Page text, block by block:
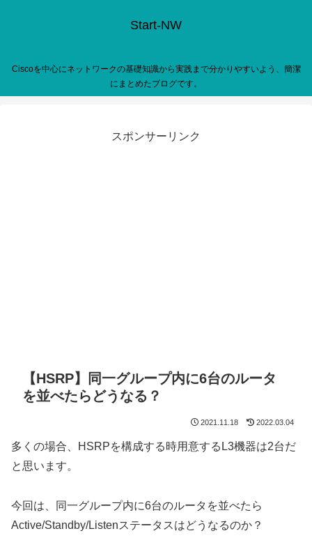
Start-NW
Ciscoを中心にネットワークの基礎知識から実践まで分かりやすいよう、簡潔
にまとめたブログです。
スポンサーリンク
【HSRP】同一グループ内に6台のルータ
を並べたらどうなる？
2021.11.18 2022.03.04
多くの場合、HSRPを構成する時用意するL3機器は2台だ
と思います。
今回は、同一グループ内に6台のルータを並べたら
Active/Standby/Listenステータスはどうなるのか？